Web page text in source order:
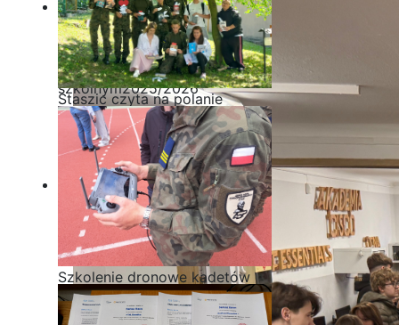
Ostatnia garść certyfikatów
Akademii CISCO w roku
szkolnym2025/2026
Staszic czyta na polanie
Szkolenie dronowe kadetów
OPW w Staszicu